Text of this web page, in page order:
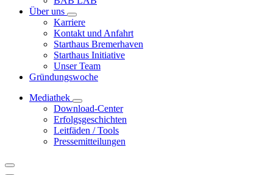
Über uns
Karriere
Kontakt und Anfahrt
Starthaus Bremerhaven
Starthaus Initiative
Unser Team
Gründungswoche
Mediathek
Download-Center
Erfolgsgeschichten
Leitfäden / Tools
Pressemitteilungen